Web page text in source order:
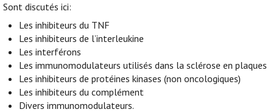
Sont discutés ici:
Les inhibiteurs du TNF
Les inhibiteurs de l’interleukine
Les interférons
Les immunomodulateurs utilisés dans la sclérose en plaques
Les inhibiteurs de protéines kinases (non oncologiques)
Les inhibiteurs du complément
Divers immunomodulateurs.